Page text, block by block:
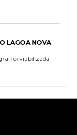
LAGOA NOVA
foi viabilizada